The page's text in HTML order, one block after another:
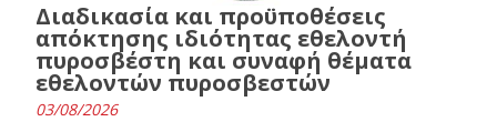
Διαδικασία και προϋποθέσεις
απόκτησης ιδιότητας εθελοντή
πυροσβέστη και συναφή θέματα
εθελοντών πυροσβεστών
03/08/2026